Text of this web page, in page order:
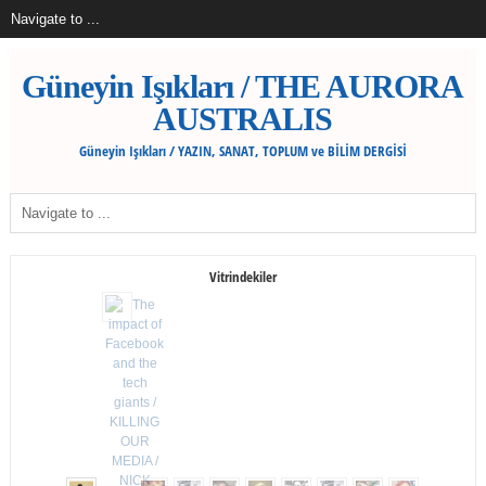
Güneyin Işıkları / THE AURORA
AUSTRALIS
Güneyin Işıkları / YAZIN, SANAT, TOPLUM ve BİLİM DERGİSİ
Vitrindekiler